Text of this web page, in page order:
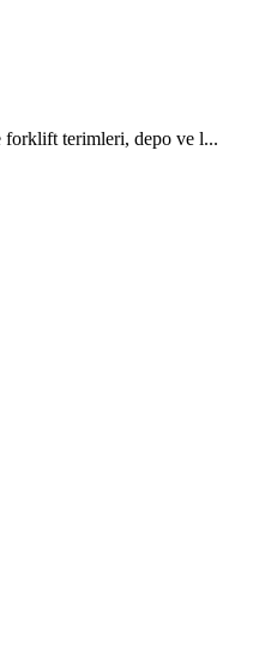
forklift terimleri, depo ve l...